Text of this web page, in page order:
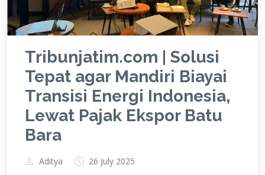
Tribunjatim.com | Solusi
Tepat agar Mandiri Biayai
Transisi Energi Indonesia,
Lewat Pajak Ekspor Batu
Bara
Aditya 26 July 2025